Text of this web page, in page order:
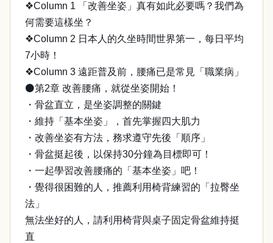
❖Column 1 「改善坐姿」真有如此必要嗎？我們為
何需要這樣坐？
❖Column 2 日本人的久坐時間世界第一，每日平均
7小時！
❖Column 3 遠距普及前，腰痛已是常見「職業病」
⚫第2章 改善腰痛，就從坐姿開始！
・骨盆直立，是坐姿調整的關鍵
・維持「基本坐姿」，首先掌握四大肌力
・改善坐姿有方法，務求遵守先後「順序」
・骨盆挺起後，以保持30分鐘為目標即可！
・一起學習改善腰痛的「基本坐姿」吧！
・覺得很困難的人，推薦利用椅背練習的「拉臀坐
法」
無法坐好的人，請利用椅背與桌子固定骨盆維持挺
直